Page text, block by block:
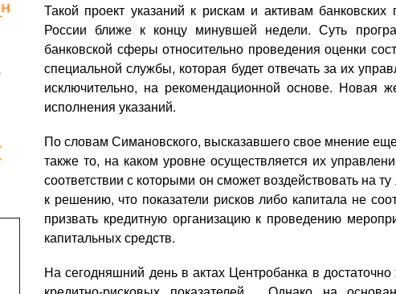
Такой проект указаний к рискам и активам
России ближе к концу минувшей недели. Суть
банковской сферы относительно проведения оценки
специальной службы, которая будет отвечать за их
исключительно, на рекомендационной основе. Новая
исполнения указаний.
По словам Симановского, высказавшего свое мнение
также то, на каком уровне осуществляется их
соответствии с которыми он сможет воздействовать на
к решению, что показатели рисков либо капитала не
призвать кредитную организацию к проведению
капитальных средств.
На сегодняшний день в актах Центробанка в